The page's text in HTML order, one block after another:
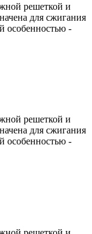
решеткой и
для сжигания
особенностью -
решеткой и
для сжигания
особенностью -